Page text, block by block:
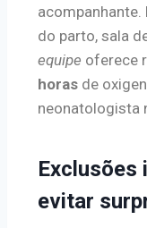
do parto, sala
equipe oferece
horas de
neonatologista
Exclusões
evitar